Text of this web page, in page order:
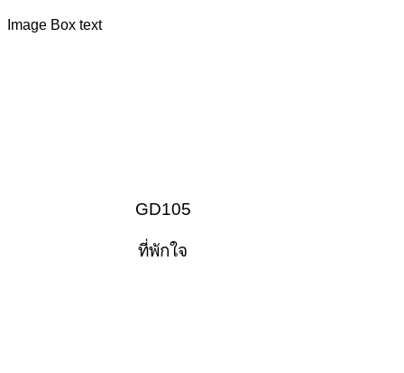
Image Box text
GD105
ที่พักใจ